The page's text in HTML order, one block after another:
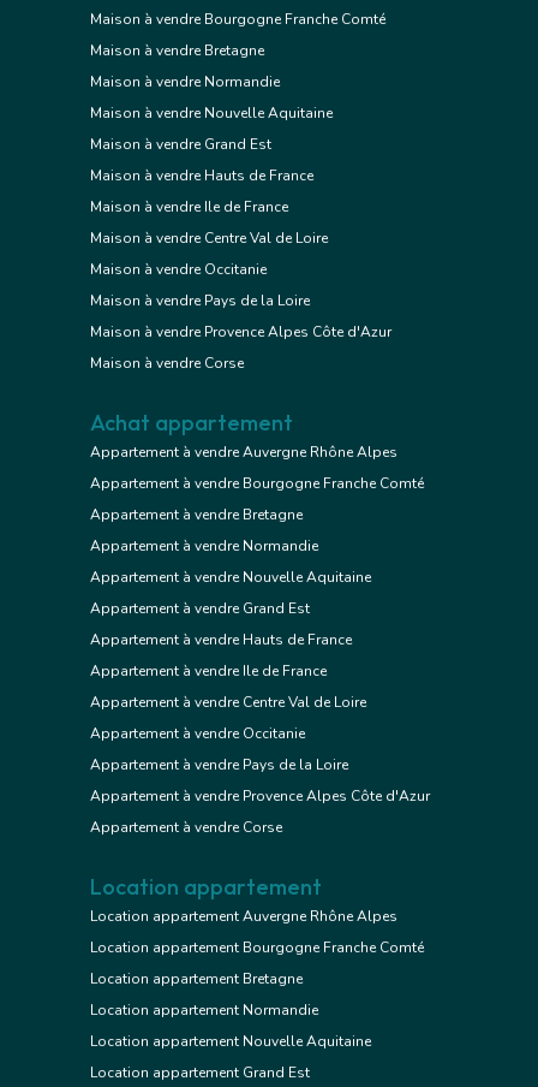
Maison à vendre Bourgogne Franche Comté
Maison à vendre Bretagne
Maison à vendre Normandie
Maison à vendre Nouvelle Aquitaine
Maison à vendre Grand Est
Maison à vendre Hauts de France
Maison à vendre Ile de France
Maison à vendre Centre Val de Loire
Maison à vendre Occitanie
Maison à vendre Pays de la Loire
Maison à vendre Provence Alpes Côte d'Azur
Maison à vendre Corse
Achat appartement
Appartement à vendre Auvergne Rhône Alpes
Appartement à vendre Bourgogne Franche Comté
Appartement à vendre Bretagne
Appartement à vendre Normandie
Appartement à vendre Nouvelle Aquitaine
Appartement à vendre Grand Est
Appartement à vendre Hauts de France
Appartement à vendre Ile de France
Appartement à vendre Centre Val de Loire
Appartement à vendre Occitanie
Appartement à vendre Pays de la Loire
Appartement à vendre Provence Alpes Côte d'Azur
Appartement à vendre Corse
Location appartement
Location appartement Auvergne Rhône Alpes
Location appartement Bourgogne Franche Comté
Location appartement Bretagne
Location appartement Normandie
Location appartement Nouvelle Aquitaine
Location appartement Grand Est